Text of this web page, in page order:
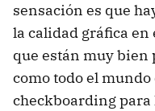
sensación es que
la calidad gráfica en
que están muy bien
como todo el
checkboarding